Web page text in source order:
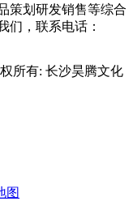
策划研发销售等综合
们，联系电话：
所有: 长沙昊腾文化
图